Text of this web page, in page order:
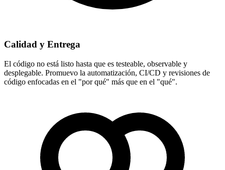
Calidad y Entrega
El código no está listo hasta que es testeable, observable y
desplegable. Promuevo la automatización, CI/CD y revisiones de
código enfocadas en el "por qué" más que en el "qué".